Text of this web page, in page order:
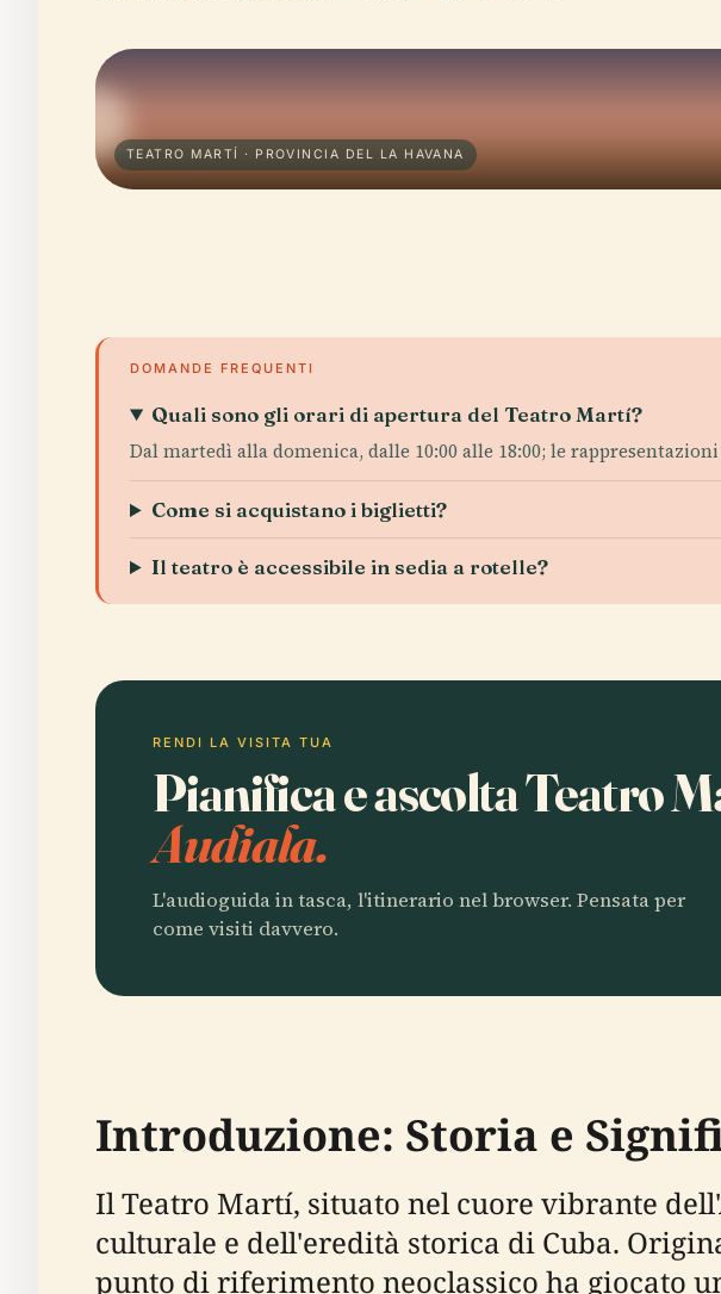
TEATRO MARTÍ · PROVINCIA DEL LA HAVANA
DOMANDE FREQUENTI
Quali sono gli orari di apertura del Teatro Martí?
Dal martedì alla domenica, dalle 10:00 alle 18:00; le
Come si acquistano i biglietti?
Il teatro è accessibile in sedia a rotelle?
RENDI LA VISITA TUA
Pianifica e ascolta Teatro
Audiala.
L'audioguida in tasca, l'itinerario nel browser. Pensata per
come visiti davvero.
Introduzione: Storia e
Il Teatro Martí, situato nel cuore vibrante
culturale e dell'eredità storica di Cuba.
punto di riferimento neoclassico ha giocato